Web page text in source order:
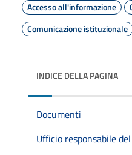
Accesso all'informazione
Comunicazione istituzionale
INDICE DELLA PAGINA
Documenti
Ufficio responsabile